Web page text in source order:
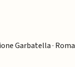
Garbatella · Roma